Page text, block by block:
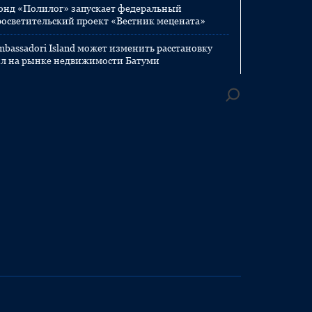
«Полилог» запускает федеральный
проект «Вестник мецената»
Island может изменить расстановку
на рынке недвижимости Батуми